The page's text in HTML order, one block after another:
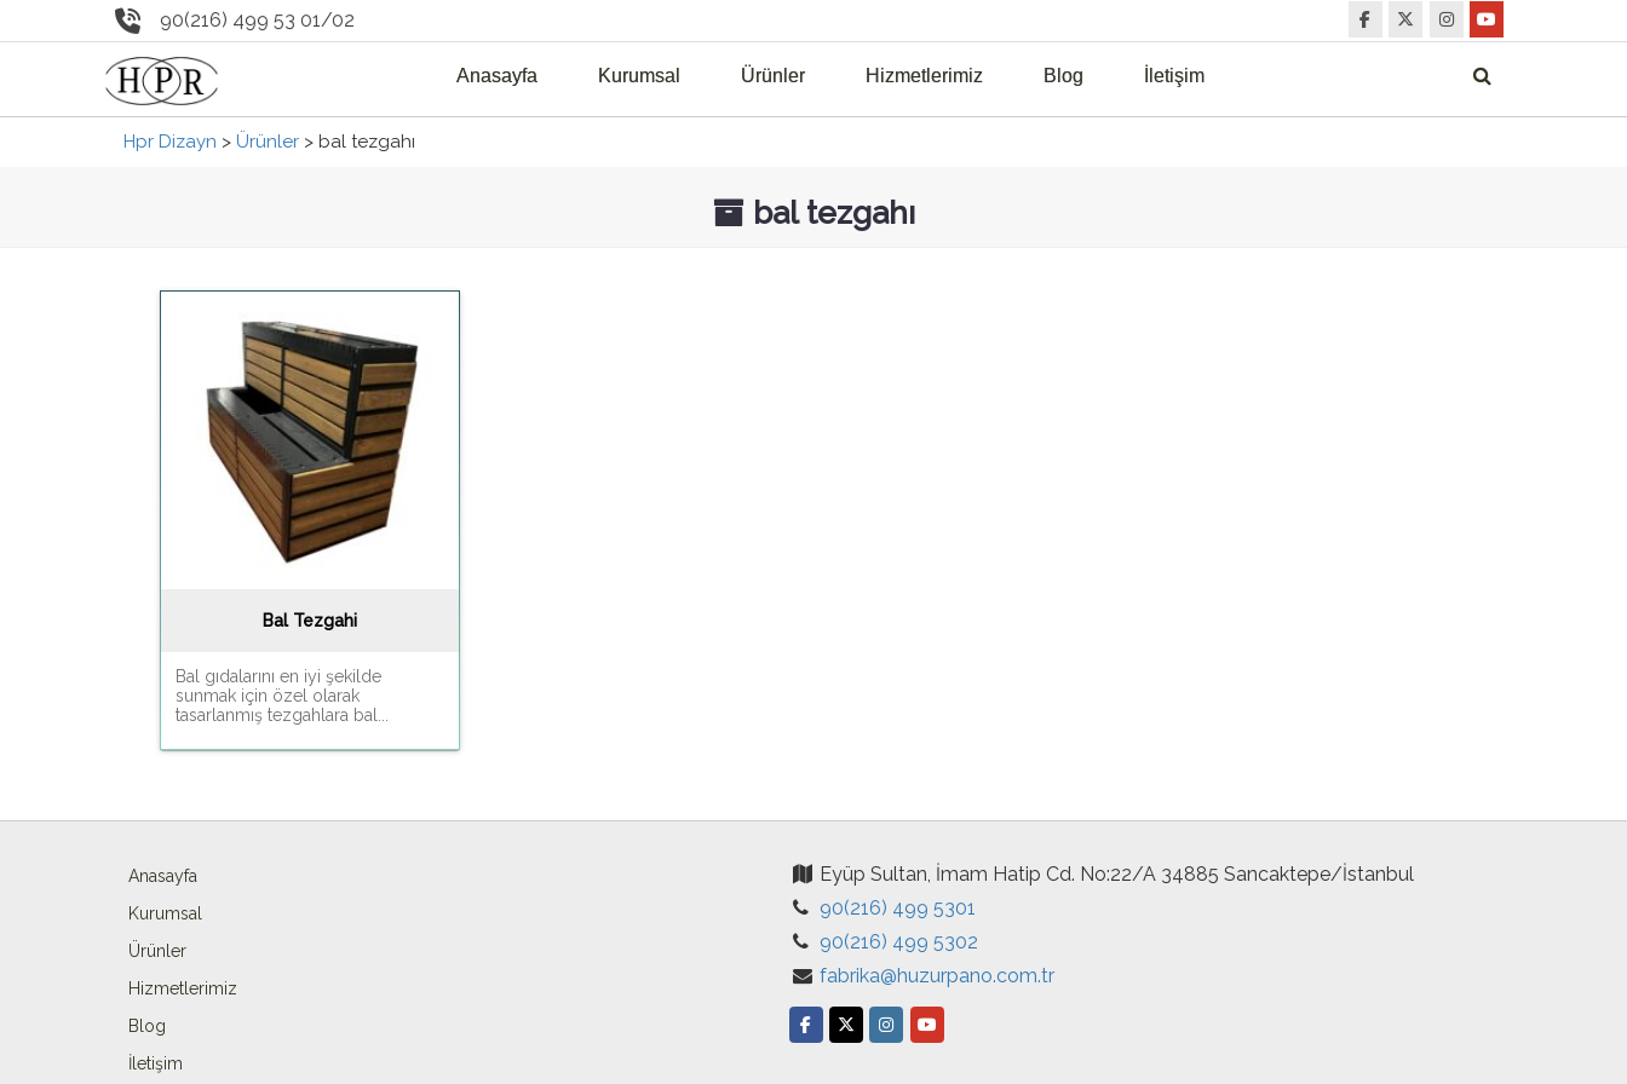
90(216) 499 53 01/02
Anasayfa Kurumsal Ürünler Hizmetlerimiz Blog İletişim
Hpr Dizayn > Ürünler > bal tezgahı
bal tezgahı
Bal Tezgahi
Bal gıdalarını en iyi şekilde
sunmak için özel olarak
tasarlanmış tezgahlara bal...
Anasayfa
Kurumsal
Ürünler
Hizmetlerimiz
Blog
İletişim
Eyüp Sultan, İmam Hatip Cd. No:22/A 34885 Sancaktepe/İstanbul
90(216) 499 5301
90(216) 499 5302
fabrika@huzurpano.com.tr